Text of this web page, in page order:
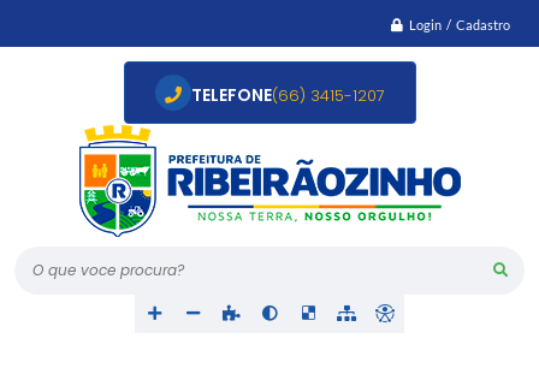
Login / Cadastro
O que voce procura?
TELEFONE(66) 3415-1207